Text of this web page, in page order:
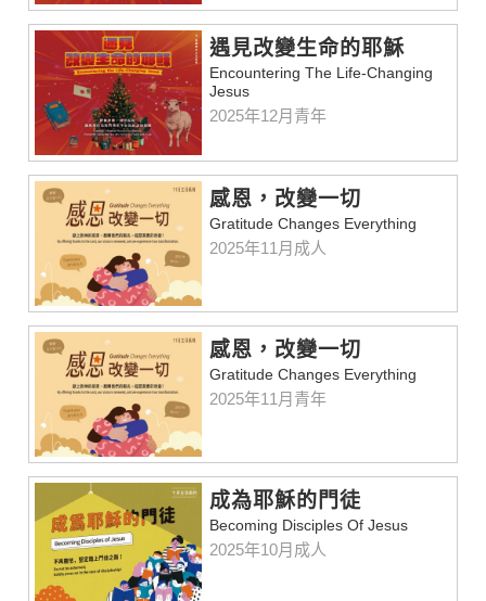
遇見改變生命的耶穌
Encountering The Life-Changing
Jesus
2025年12月青年
感恩，改變一切
Gratitude Changes Everything
2025年11月成人
感恩，改變一切
Gratitude Changes Everything
2025年11月青年
成為耶穌的門徒
Becoming Disciples Of Jesus
2025年10月成人